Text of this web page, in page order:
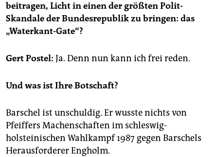
genossenschaft
epaper login
beitragen, Licht in einen der größten Polit-
Skandale der Bundesrepublik zu bringen: das
„Waterkant-Gate“?
Gert Postel: Ja. Denn nun kann ich frei reden.
Und was ist Ihre Botschaft?
Barschel ist unschuldig. Er wusste nichts von
Pfeiffers Machenschaften im schleswig-
holsteinischen Wahlkampf 1987 gegen Barschels
Herausforderer Engholm.